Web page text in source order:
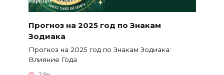
Прогноз на 2025 год по Знакам
Зодиака
Прогноз на 2025 год по Знакам Зодиака:
Влияние Года